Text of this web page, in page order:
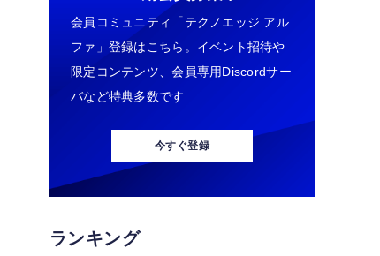
会員コミュニティ「テクノエッジ アル
ファ」登録はこちら。イベント招待や
限定コンテンツ、会員専用Discordサー
バなど特典多数です
今すぐ登録
ランキング